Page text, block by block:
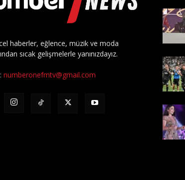
haberler, eğlence, müzik ve moda
sıcak gelişmelerle yanınızdayız.
numberonefmtv@gmail.com